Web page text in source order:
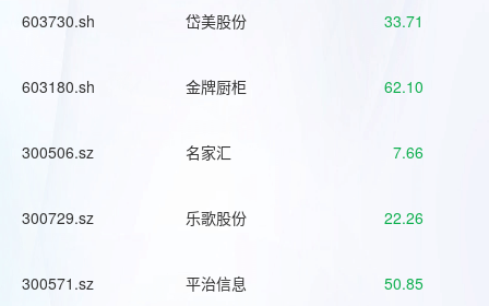
603730.sh 岱美股份 33.71
603180.sh 金牌厨柜 62.10
300506.sz 名家汇 7.66
300729.sz 乐歌股份 22.26
300571.sz 平治信息 50.85